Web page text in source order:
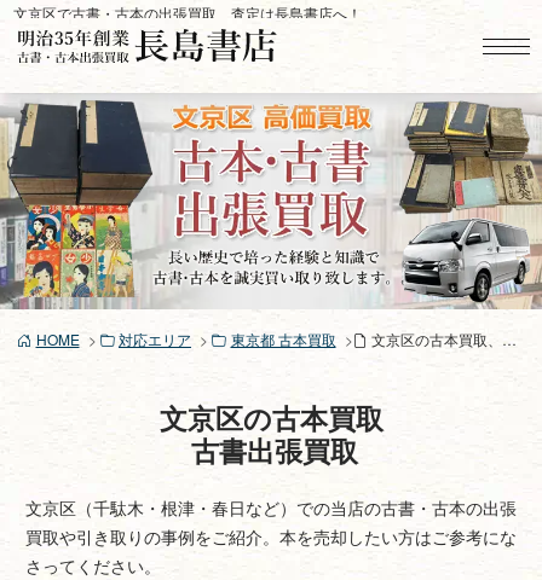
コ
ン
ツ
へ
ス
キ
ッ
プ
文京区で古書・古本の出張買取、査定は長島書店へ！
HOME 対応エリア 東京都 古本買取 文京区の古本買取、古書買取り
文京区の古本買取
古書出張買取
文京区（千駄木・根津・春日など）での当店の古書・古本の出張
買取や引き取りの事例をご紹介。本を売却したい方はご参考にな
さってください。